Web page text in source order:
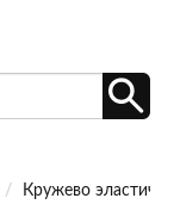
Кружево